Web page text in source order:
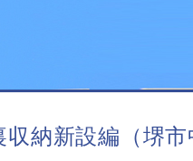
納新設編（堺市